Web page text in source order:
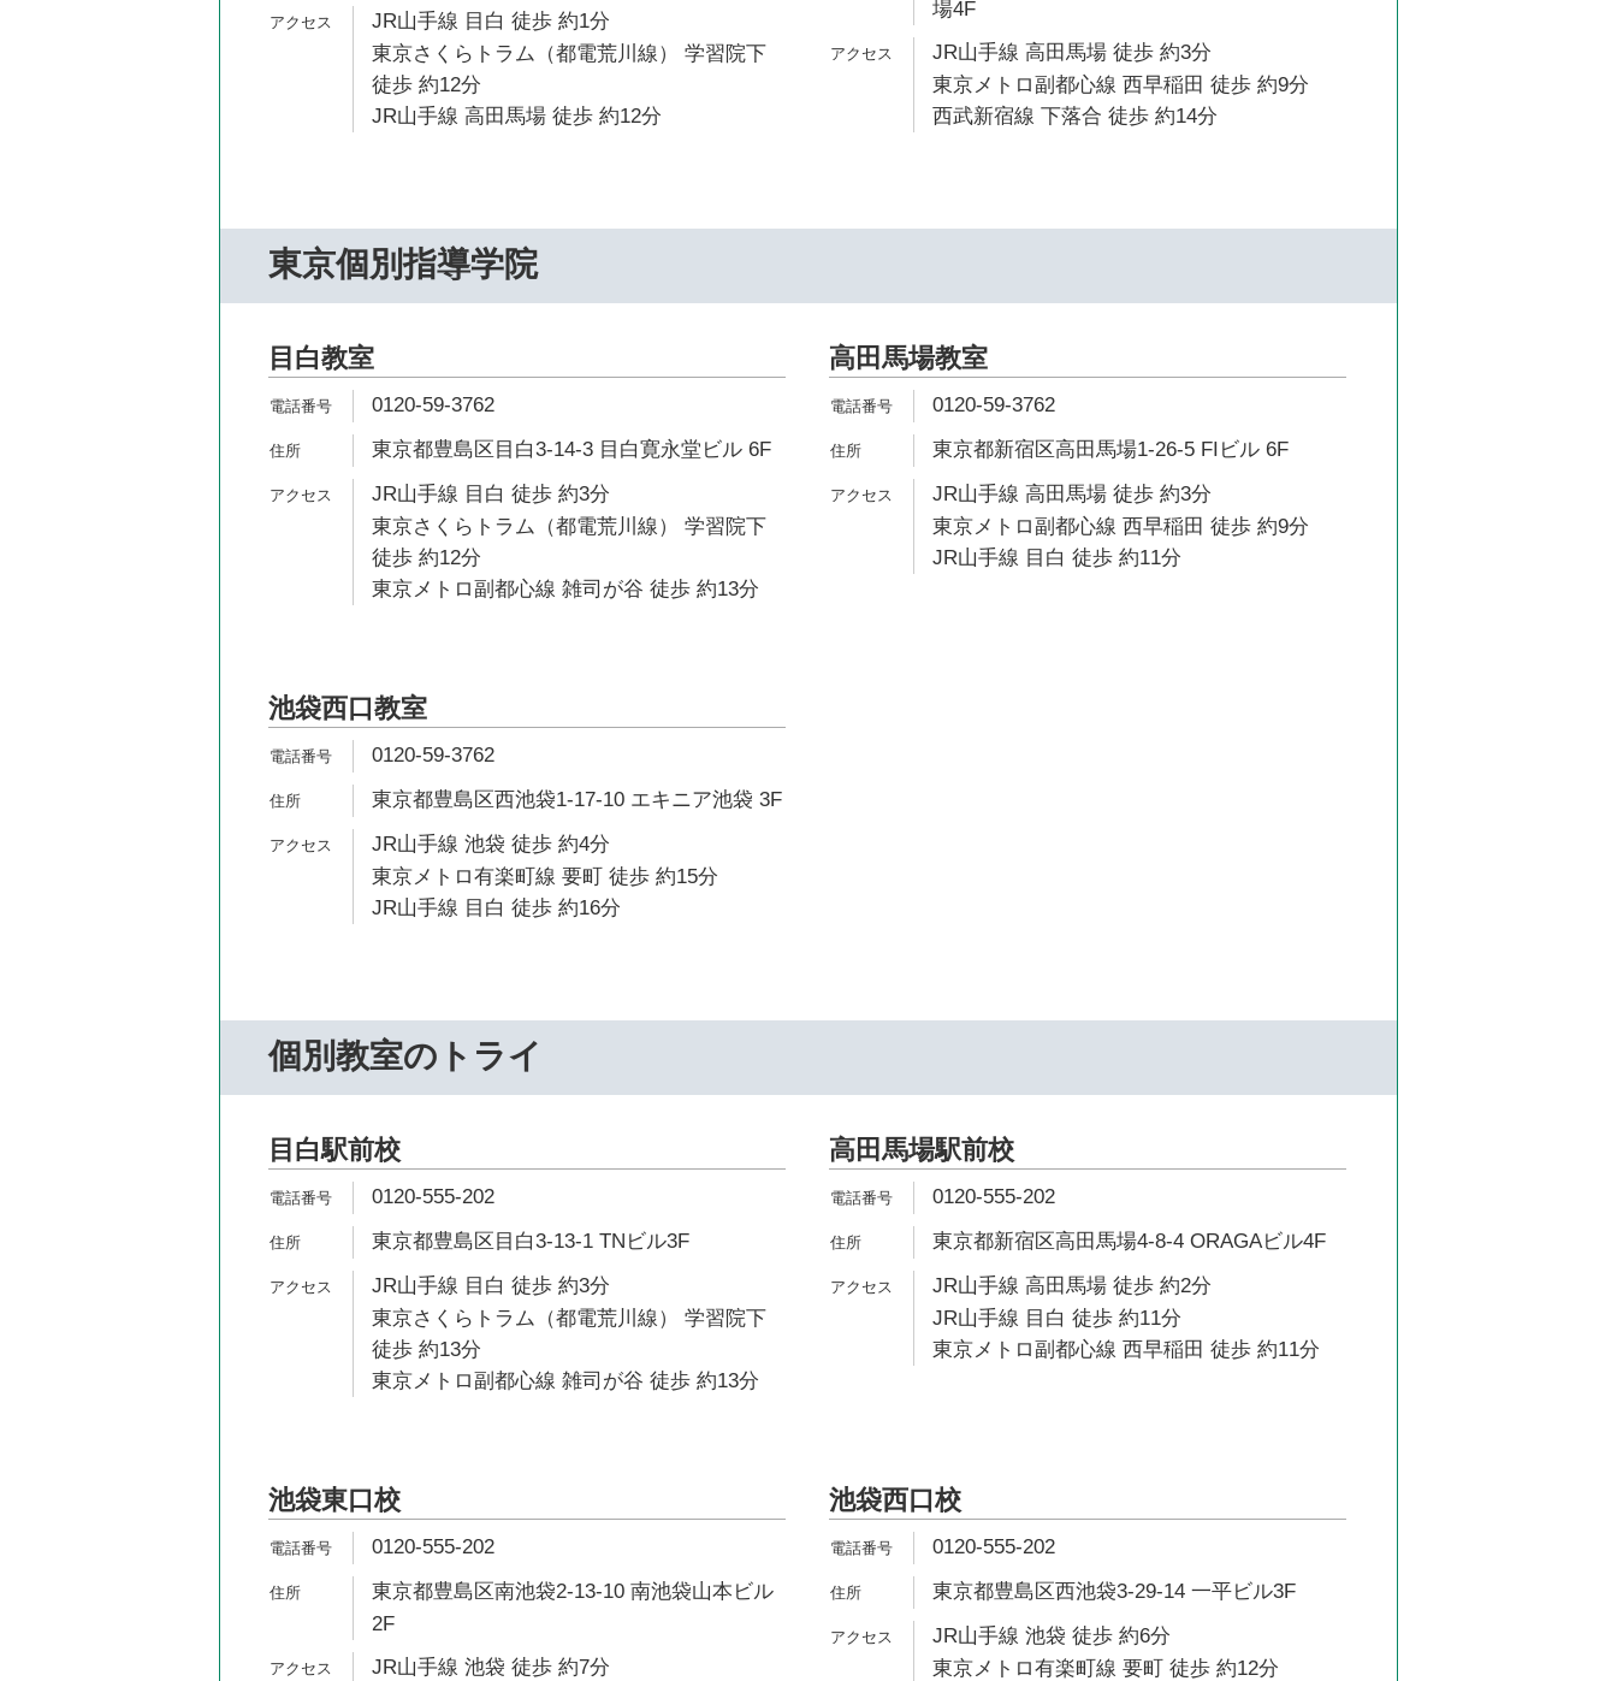
JR山手線 目白 徒歩 約1分
東京さくらトラム（都電荒川線） 学習院下
徒歩 約12分
JR山手線 高田馬場 徒歩 約12分
場4F
JR山手線 高田馬場 徒歩 約3分
東京メトロ副都心線 西早稲田 徒歩 約9分
西武新宿線 下落合 徒歩 約14分
東京個別指導学院
目白教室
0120-59-3762
東京都豊島区目白3-14-3 目白寛永堂ビル 6F
JR山手線 目白 徒歩 約3分
東京さくらトラム（都電荒川線） 学習院下
徒歩 約12分
東京メトロ副都心線 雑司が谷 徒歩 約13分
高田馬場教室
0120-59-3762
東京都新宿区高田馬場1-26-5 FIビル 6F
JR山手線 高田馬場 徒歩 約3分
東京メトロ副都心線 西早稲田 徒歩 約9分
JR山手線 目白 徒歩 約11分
池袋西口教室
0120-59-3762
東京都豊島区西池袋1-17-10 エキニア池袋 3F
JR山手線 池袋 徒歩 約4分
東京メトロ有楽町線 要町 徒歩 約15分
JR山手線 目白 徒歩 約16分
個別教室のトライ
目白駅前校
0120-555-202
東京都豊島区目白3-13-1 TNビル3F
JR山手線 目白 徒歩 約3分
東京さくらトラム（都電荒川線） 学習院下
徒歩 約13分
東京メトロ副都心線 雑司が谷 徒歩 約13分
高田馬場駅前校
0120-555-202
東京都新宿区高田馬場4-8-4 ORAGAビル4F
JR山手線 高田馬場 徒歩 約2分
JR山手線 目白 徒歩 約11分
東京メトロ副都心線 西早稲田 徒歩 約11分
池袋東口校
0120-555-202
東京都豊島区南池袋2-13-10 南池袋山本ビル
2F
JR山手線 池袋 徒歩 約7分
池袋西口校
0120-555-202
東京都豊島区西池袋3-29-14 一平ビル3F
JR山手線 池袋 徒歩 約6分
東京メトロ有楽町線 要町 徒歩 約12分